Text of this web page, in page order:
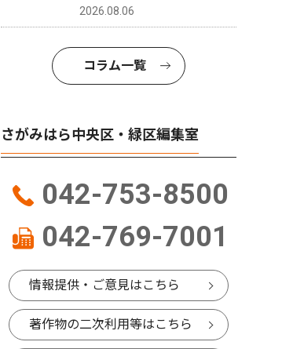
2026.08.06
コラム一覧
さがみはら中央区・緑区編集室
042-753-8500
042-769-7001
情報提供・ご意見はこちら
著作物の二次利用等はこちら